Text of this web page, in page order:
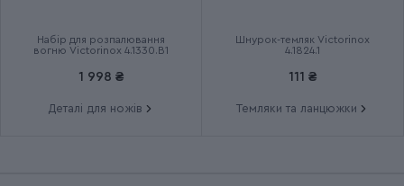
Набір для розпалювання
вогню Victorinox 4.1330.B1
1 998 ₴
Деталі для ножів
Шнурок-темляк Victorinox
4.1824.1
111 ₴
Темляки та ланцюжки